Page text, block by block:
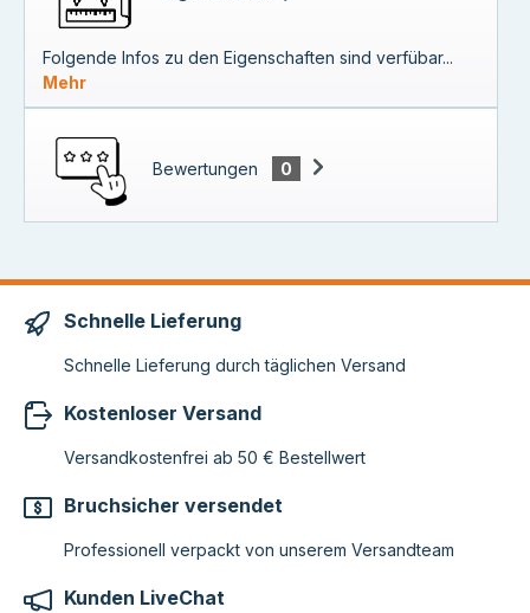
Folgende Infos zu den Eigenschaften sind verfübar...
Mehr
Bewertungen 0
Schnelle Lieferung
Schnelle Lieferung durch täglichen Versand
Kostenloser Versand
Versandkostenfrei ab 50 € Bestellwert
Bruchsicher versendet
Professionell verpackt von unserem Versandteam
Kunden LiveChat